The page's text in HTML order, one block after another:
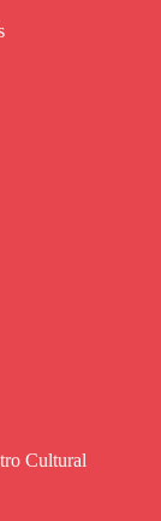
Cultural